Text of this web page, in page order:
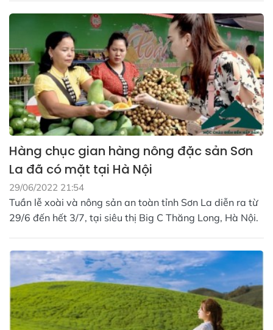
Hàng chục gian hàng nông đặc sản Sơn
La đã có mặt tại Hà Nội
29/06/2022 21:54
Tuần lễ xoài và nông sản an toàn tỉnh Sơn La diễn ra từ
29/6 đến hết 3/7, tại siêu thị Big C Thăng Long, Hà Nội.